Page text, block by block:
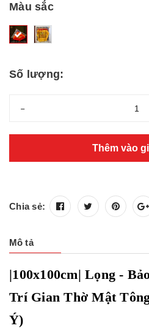
Màu sắc
Số lượng:
-
Thêm vào
Chia sẻ:
Mô tả
|100x100cm| Lọng -
Trí Gian Thờ Mật
Ý)